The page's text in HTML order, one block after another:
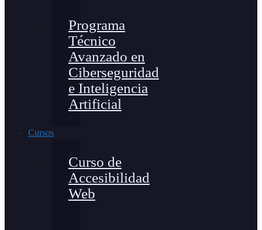
Programa
Técnico
Avanzado en
Ciberseguridad
e Inteligencia
Artificial
Cursos
Curso de
Accesibilidad
Web